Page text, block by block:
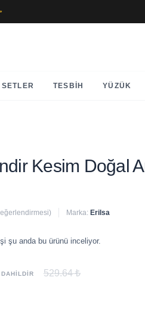
SETLER TESBIH YÜZÜK
Kesim Doğal
Marka: Erilsa
şu anda bu ürünü inceliyor.
529.64 ₺